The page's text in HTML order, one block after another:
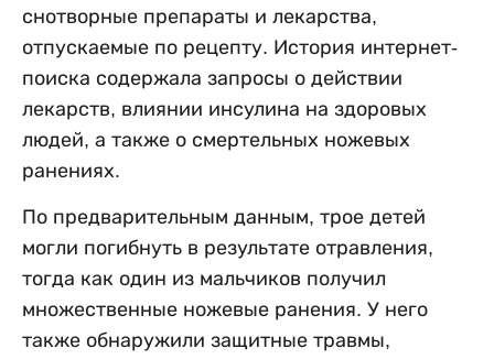
снотворные препараты и лекарства,
отпускаемые по рецепту. История интернет-
поиска содержала запросы о действии
лекарств, влиянии инсулина на здоровых
людей, а также о смертельных ножевых
ранениях.
По предварительным данным, трое детей
могли погибнуть в результате отравления,
тогда как один из мальчиков получил
множественные ножевые ранения. У него
также обнаружили защитные травмы,